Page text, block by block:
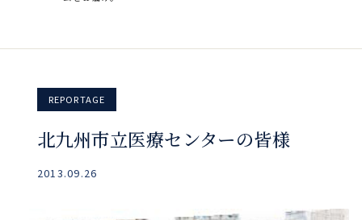
REPORTAGE
北九州市立医療センターの皆様
2013.09.26